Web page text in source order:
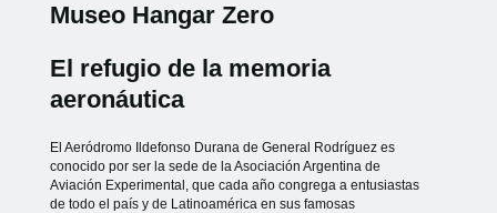
Museo Hangar Zero
El refugio de la memoria
aeronáutica
El Aeródromo Ildefonso Durana de General Rodríguez es
conocido por ser la sede de la Asociación Argentina de
Aviación Experimental, que cada año congrega a entusiastas
de todo el país y de Latinoamérica en sus famosas